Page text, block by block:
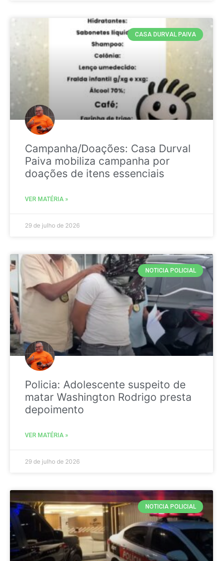
CASA DURVAL PAIVA
Campanha/Doações: Casa Durval
Paiva mobiliza campanha por
doações de itens essenciais
VER MATÉRIA »
29 de julho de 2026
NOTICIA POLICIAL
Policia: Adolescente suspeito de
matar Washington Rodrigo presta
depoimento
VER MATÉRIA »
29 de julho de 2026
NOTICIA POLICIAL